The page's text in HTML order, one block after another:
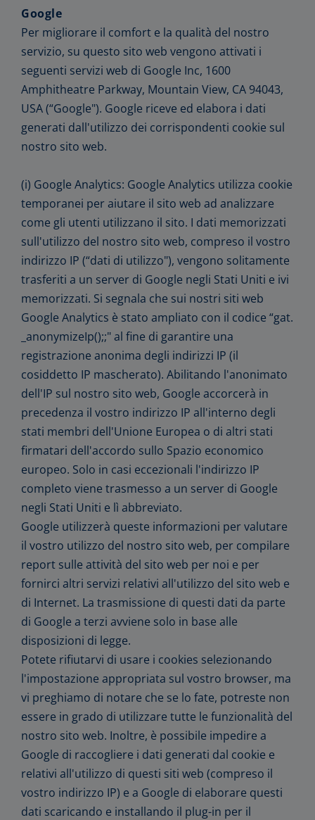
Google
Per migliorare il comfort e la qualità del nostro
servizio, su questo sito web vengono attivati i
seguenti servizi web di Google Inc, 1600
Amphitheatre Parkway, Mountain View, CA 94043,
USA (“Google"). Google riceve ed elabora i dati
generati dall'utilizzo dei corrispondenti cookie sul
nostro sito web.
(i) Google Analytics: Google Analytics utilizza cookie
temporanei per aiutare il sito web ad analizzare
come gli utenti utilizzano il sito. I dati memorizzati
sull'utilizzo del nostro sito web, compreso il vostro
indirizzo IP (“dati di utilizzo"), vengono solitamente
trasferiti a un server di Google negli Stati Uniti e ivi
memorizzati. Si segnala che sui nostri siti web
Google Analytics è stato ampliato con il codice “gat.
_anonymizeIp();;" al fine di garantire una
registrazione anonima degli indirizzi IP (il
cosiddetto IP mascherato). Abilitando l'anonimato
dell'IP sul nostro sito web, Google accorcerà in
precedenza il vostro indirizzo IP all'interno degli
stati membri dell'Unione Europea o di altri stati
firmatari dell'accordo sullo Spazio economico
europeo. Solo in casi eccezionali l'indirizzo IP
completo viene trasmesso a un server di Google
negli Stati Uniti e lì abbreviato.
Google utilizzerà queste informazioni per valutare
il vostro utilizzo del nostro sito web, per compilare
report sulle attività del sito web per noi e per
fornirci altri servizi relativi all'utilizzo del sito web e
di Internet. La trasmissione di questi dati da parte
di Google a terzi avviene solo in base alle
disposizioni di legge.
Potete rifiutarvi di usare i cookies selezionando
l'impostazione appropriata sul vostro browser, ma
vi preghiamo di notare che se lo fate, potreste non
essere in grado di utilizzare tutte le funzionalità del
nostro sito web. Inoltre, è possibile impedire a
Google di raccogliere i dati generati dal cookie e
relativi all'utilizzo di questi siti web (compreso il
vostro indirizzo IP) e a Google di elaborare questi
dati scaricando e installando il plug-in per il